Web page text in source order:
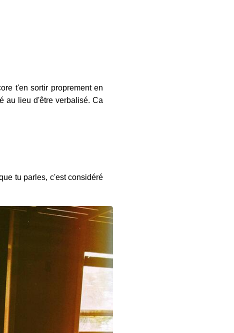
t'en sortir proprement en
au lieu d'être verbalisé. Ca
tu parles, c'est considéré